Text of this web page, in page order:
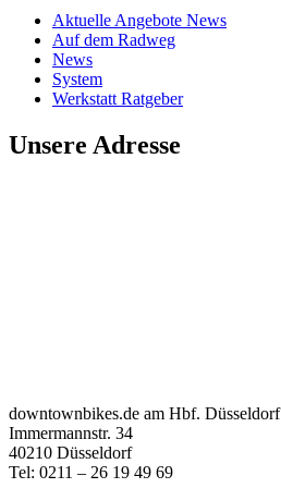
Aktuelle Angebote News
Auf dem Radweg
News
System
Werkstatt Ratgeber
Unsere Adresse
downtownbikes.de am Hbf. Düsseldorf
Immermannstr. 34
40210 Düsseldorf
Tel: 0211 – 26 19 49 69